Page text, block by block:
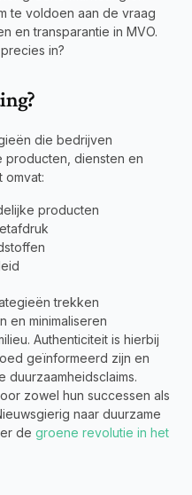
te voldoen aan de vraag
en transparantie in MVO.
in?
die bedrijven
producten, diensten en
omvat:
producten
trekken
en minimaliseren
Authenticiteit is hierbij
geïnformeerd zijn en
duurzaamheidsclaims.
zowel hun successen als
naar duurzame
de groene revolutie in het